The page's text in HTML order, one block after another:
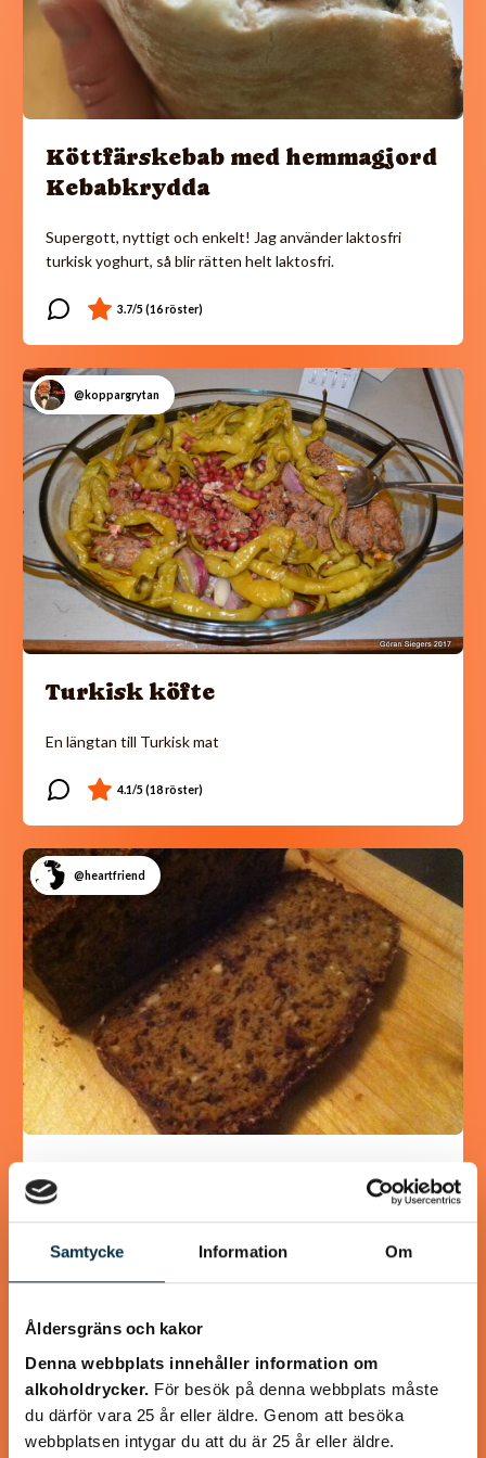
Samtycke Information Om
Åldersgräns och kakor
Denna webbplats innehåller information om
alkoholdrycker. För besök på denna webbplats måste
du därför vara 25 år eller äldre. Genom att besöka
webbplatsen intygar du att du är 25 år eller äldre.
Köttfärskebab med hemmagjord
Kebabkrydda
Supergott, nyttigt och enkelt! Jag använder laktosfri
turkisk yoghurt, så blir rätten helt laktosfri.
@koppargrytan
Turkisk köfte
En längtan till Turkisk mat
@heartfriend
Gott lite grovt bröd utan jäst
Detta brödet gjorde jag i dag i stället för att köpa, på detta
sättet är det både nyttigare och utan konstgjorda